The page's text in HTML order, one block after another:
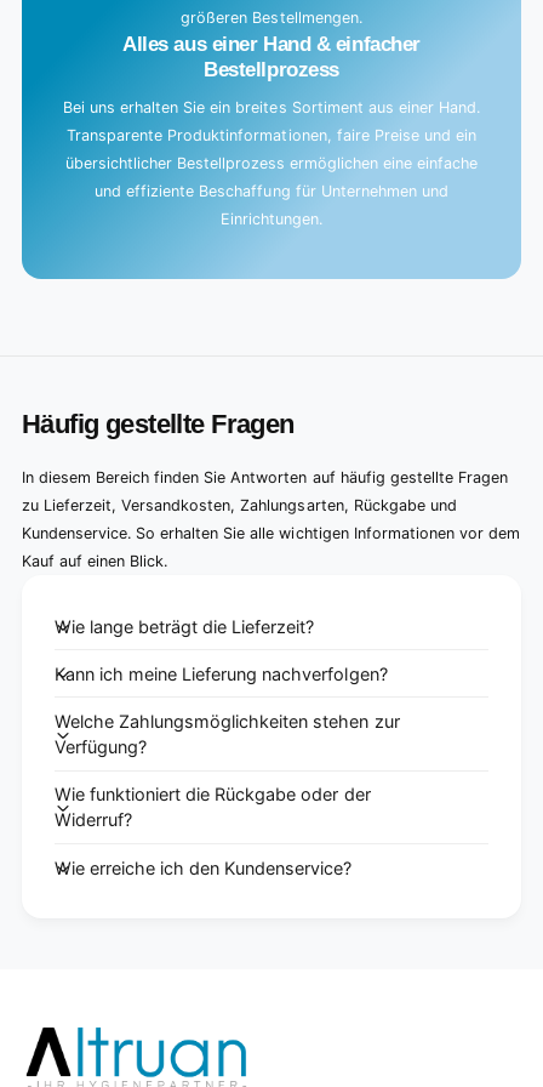
größeren Bestellmengen.
Alles aus einer Hand & einfacher
Bestellprozess
Bei uns erhalten Sie ein breites Sortiment aus einer Hand.
Transparente Produktinformationen, faire Preise und ein
übersichtlicher Bestellprozess ermöglichen eine einfache
und effiziente Beschaffung für Unternehmen und
Einrichtungen.
Häufig gestellte Fragen
In diesem Bereich finden Sie Antworten auf häufig gestellte Fragen
zu Lieferzeit, Versandkosten, Zahlungsarten, Rückgabe und
Kundenservice. So erhalten Sie alle wichtigen Informationen vor dem
Kauf auf einen Blick.
Wie lange beträgt die Lieferzeit?
Kann ich meine Lieferung nachverfolgen?
Welche Zahlungsmöglichkeiten stehen zur
Verfügung?
Wie funktioniert die Rückgabe oder der
Widerruf?
Wie erreiche ich den Kundenservice?